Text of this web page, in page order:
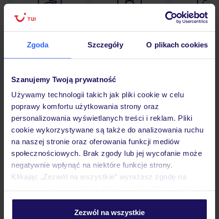
Zgoda Szczegóły O plikach cookies
Szanujemy Twoją prywatność
Używamy technologii takich jak pliki cookie w celu
poprawy komfortu użytkowania strony oraz
personalizowania wyświetlanych treści i reklam. Pliki
cookie wykorzystywane są także do analizowania ruchu
na naszej stronie oraz oferowania funkcji mediów
społecznościowych. Brak zgody lub jej wycofanie może
negatywnie wpłynąć na niektóre funkcje strony.
Klikając „Zezwól na wszystkie” wyrażasz zgodę na
personalizować swój wybór wchodząc w zakładkę
Zezwól na wszystkie
Lider niskich cen 30 lat w
Hotel
Pokoje
Wyżywienie
Atrakcje